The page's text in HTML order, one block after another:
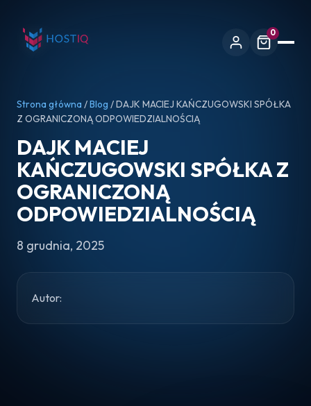
0
Strona główna /Blog / DAJK MACIEJ KAŃCZUGOWSKI SPÓŁKA
Z OGRANICZONĄ ODPOWIEDZIALNOŚCIĄ
DAJK MACIEJ
KAŃCZUGOWSKI SPÓŁKA Z
OGRANICZONĄ
ODPOWIEDZIALNOŚCIĄ
8 grudnia, 2025
Autor: